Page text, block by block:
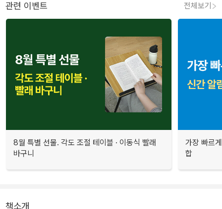
관련 이벤트 전체보기
8월 특별 선물. 각도 조절 테이블 · 이동식 빨래
바구니
가장 빠르
합
책소개